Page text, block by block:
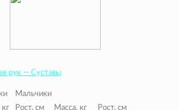
рук — Суставы
Мальчики
кг Рост, см Масса, кг Рост, см